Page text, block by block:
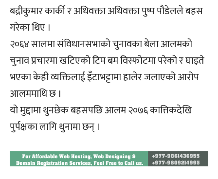
बद्रीकुमार कार्की र अधिवक्ता अधिवक्ता पुष्प पौडेलले बहस
गरेका थिए ।
२०६४ सालमा संविधानसभाको चुनावका बेला आलमको
चुनाव प्रचारमा खटिएको टिम बम विस्फोटमा परेको र घाइते
भएका केही व्यक्तिलाई इँटाभट्टामा हालेर जलाएको आरोप
आलममाथि छ ।
यो मुद्दामा थुनछेक बहसपछि आलम २०७६ कात्तिकदेखि
पुर्पक्षका लागि थुनामा छन् ।